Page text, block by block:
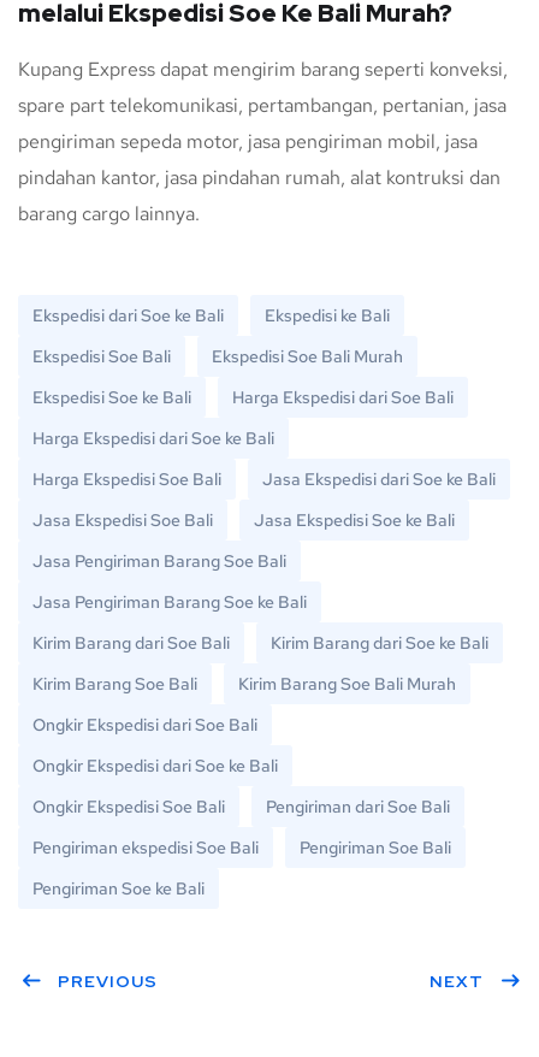
melalui Ekspedisi Soe Ke Bali Murah?
Kupang Express dapat mengirim barang seperti konveksi,
spare part telekomunikasi, pertambangan, pertanian, jasa
pengiriman sepeda motor, jasa pengiriman mobil, jasa
pindahan kantor, jasa pindahan rumah, alat kontruksi dan
barang cargo lainnya.
Ekspedisi dari Soe ke Bali
Ekspedisi ke Bali
Ekspedisi Soe Bali
Ekspedisi Soe Bali Murah
Ekspedisi Soe ke Bali
Harga Ekspedisi dari Soe Bali
Harga Ekspedisi dari Soe ke Bali
Harga Ekspedisi Soe Bali
Jasa Ekspedisi dari Soe ke Bali
Jasa Ekspedisi Soe Bali
Jasa Ekspedisi Soe ke Bali
Jasa Pengiriman Barang Soe Bali
Jasa Pengiriman Barang Soe ke Bali
Kirim Barang dari Soe Bali
Kirim Barang dari Soe ke Bali
Kirim Barang Soe Bali
Kirim Barang Soe Bali Murah
Ongkir Ekspedisi dari Soe Bali
Ongkir Ekspedisi dari Soe ke Bali
Ongkir Ekspedisi Soe Bali
Pengiriman dari Soe Bali
Pengiriman ekspedisi Soe Bali
Pengiriman Soe Bali
Pengiriman Soe ke Bali
PREVIOUS NEXT